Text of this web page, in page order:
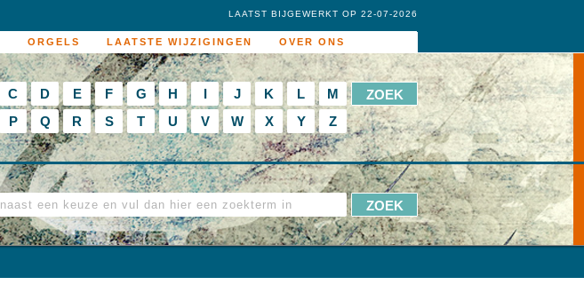
ORGELS LAATSTE WIJZIGINGEN OVER ONS
LAATST BIJGEWERKT OP 22-07-2026
C D E F G H I J K L
M
P Q R S T U V W X Y Z